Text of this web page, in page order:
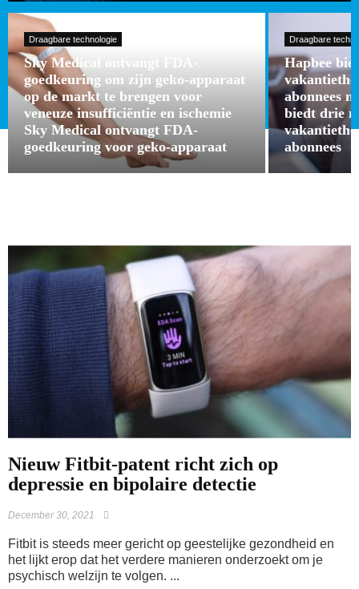
Draagbare technologie
Sky Medical ontvangt FDA-
goedkeuring om zijn geko-apparaat
op de markt te brengen voor
veneuze insufficiëntie en ischemie
Sky Medical ontvangt FDA-
goedkeuring voor geko-apparaat
Draagbare
Hapbee
abonnees
biedt drie
abonnees
​Nieuw Fitbit-patent richt zich op
depressie en bipolaire detectie
December 30, 2021
Fitbit is steeds meer gericht op geestelijke gezondheid en
het lijkt erop dat het verdere manieren onderzoekt om je
psychisch welzijn te volgen. ...